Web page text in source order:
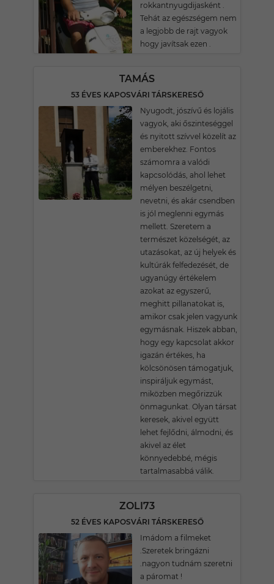
rokkantnyugdijasként .
Tehát az egészségem nem
a legjobb de rajt vagyok
hogy javítsak ezen .
TAMÁS
53 ÉVES KAPOSVÁRI TÁRSKERESŐ
Nyugodt, jószívű és lojális
vagyok, aki őszinteséggel
és nyitott szívvel közelít az
emberekhez. Fontos
számomra a valódi
kapcsolódás, ahol lehet
mélyen beszélgetni,
nevetni, és akár csendben
is jól meglenni egymás
mellett. Szeretem a
természet közelségét, az
utazásokat, az új helyek és
kultúrák felfedezését, de
ugyanúgy értékelem
azokat az egyszerű,
meghitt pillanatokat is,
amikor csak jelen vagyunk
egymásnak. Hiszek abban,
hogy egy kapcsolat akkor
igazán értékes, ha
kölcsönösen támogatjuk,
inspiráljuk egymást,
miközben megőrizzük
önmagunkat. Olyan társat
keresek, akivel együtt
lehet fejlődni, álmodni, és
akivel az élet
könnyedebbé, mégis
tartalmasabbá válik.
ZOLI73
52 ÉVES KAPOSVÁRI TÁRSKERESŐ
Imádom a filmeket
.Szeretek bringázni
.nagyon tudnám szeretni
a páromat !